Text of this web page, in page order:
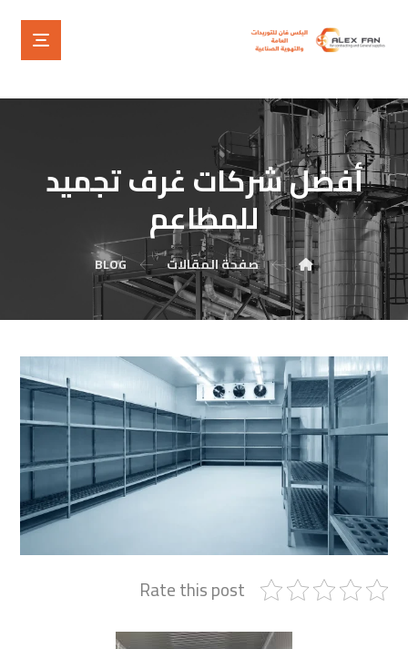
أفضل شركات غرف تجميد
للمطاعم
صفحة المقالات BLOG
Rate this post